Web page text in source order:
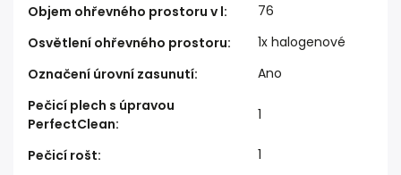
Objem ohřevného prostoru v l:
76
Osvětlení ohřevného prostoru:
1x halogenové
Označení úrovní zasunutí:
Ano
Pečicí plech s úpravou
PerfectClean:
1
Pečicí rošt:
1